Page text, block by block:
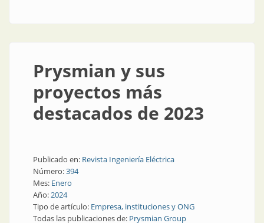
Prysmian y sus
proyectos más
destacados de 2023
Publicado en: Revista Ingeniería Eléctrica
Número:394
Mes: Enero
Año:2024
Tipo de artículo: Empresa, instituciones y ONG
Todas las publicaciones de: Prysmian Group